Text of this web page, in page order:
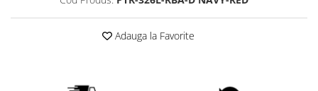
Adauga la Favorite